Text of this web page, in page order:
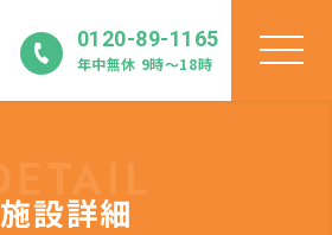
0120-89-1165
年中無休 9時〜18時
施設詳細